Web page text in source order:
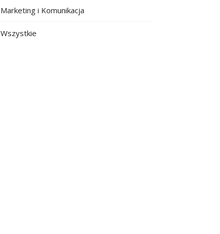
Marketing i Komunikacja
Wszystkie